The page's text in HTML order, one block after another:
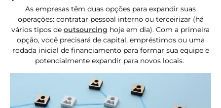
As empresas têm duas opções para expandir suas
operações: contratar pessoal interno ou terceirizar (há
vários tipos de outsourcing hoje em dia). Com a primeira
opção, você precisará de capital, empréstimos ou uma
rodada inicial de financiamento para formar sua equipe e
potencialmente expandir para novos locais.